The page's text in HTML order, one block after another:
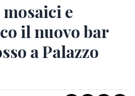
e
il nuovo bar
a Palazzo